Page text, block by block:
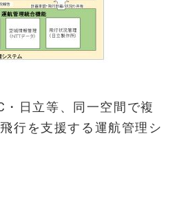
・日立等、同一空間で複
行を支援する運航管理シ